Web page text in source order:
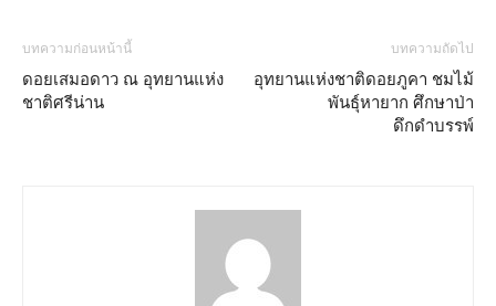
บทความก่อนหน้านี้
ดอยเสมอดาว ณ อุทยานแห่ง
ชาติศรีน่าน
บทความถัดไป
อุทยานแห่งชาติดอยภูคา ชมไม้
พันธุ์หายาก ศึกษาป่า
ดึกดำบรรพ์